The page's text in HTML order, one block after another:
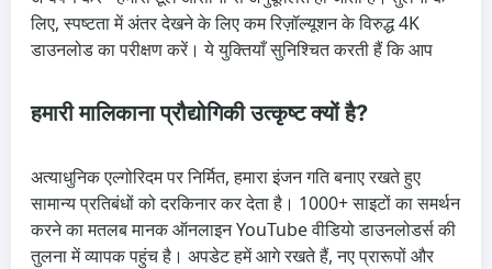
लिए, स्पष्टता में अंतर देखने के लिए कम रिज़ॉल्यूशन के विरुद्ध 4K
डाउनलोड का परीक्षण करें। ये युक्तियाँ सुनिश्चित करती हैं कि आप
हमारी मालिकाना प्रौद्योगिकी उत्कृष्ट क्यों है?
अत्याधुनिक एल्गोरिदम पर निर्मित, हमारा इंजन गति बनाए रखते हुए
सामान्य प्रतिबंधों को दरकिनार कर देता है। 1000+ साइटों का समर्थन
करने का मतलब मानक ऑनलाइन YouTube वीडियो डाउनलोडर्स की
तुलना में व्यापक पहुंच है। अपडेट हमें आगे रखते हैं, नए प्रारूपों और